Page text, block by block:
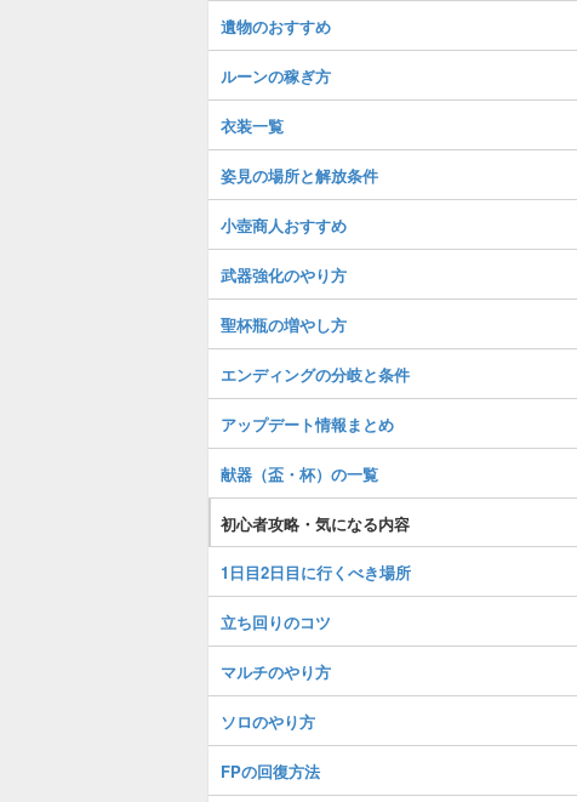
遺物のおすすめ
ルーンの稼ぎ方
衣装一覧
姿見の場所と解放条件
小壺商人おすすめ
武器強化のやり方
聖杯瓶の増やし方
エンディングの分岐と条件
アップデート情報まとめ
献器（盃・杯）の一覧
初心者攻略・気になる内容
1日目2日目に行くべき場所
立ち回りのコツ
マルチのやり方
ソロのやり方
FPの回復方法